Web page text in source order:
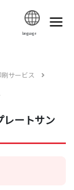
language
刷サービス
レートサン